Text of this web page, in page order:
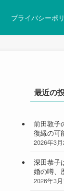
プライバシーポ
最近の
前田敦子
復縁の可
2026年3月
深田恭子
婚の噂、
2026年3月